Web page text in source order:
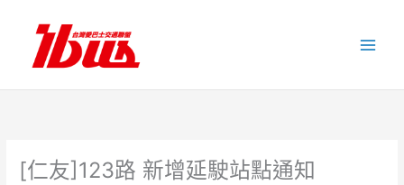
內
[仁友]123路 新增延駛站點通知